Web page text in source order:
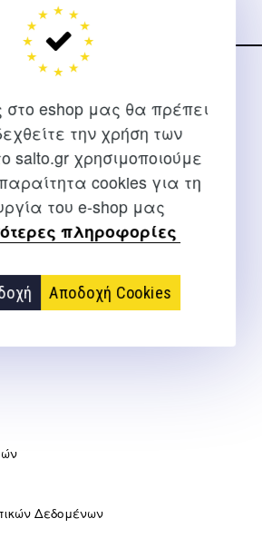
στο eshop μας θα πρέπει
την χρήση των
salto.gr χρησιμοποιούμε
cookies για τη
του e-shop μας
πληροφορίες
Αποδοχή Cookies
υποστήριξη παραγγελιών μέσω του
Δεδομένων